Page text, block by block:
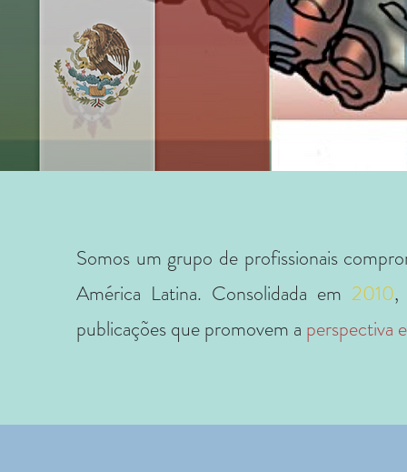
Somos um grupo de profissionais
América Latina. Consolidada em 2010
publicações que promovem a perspectiva